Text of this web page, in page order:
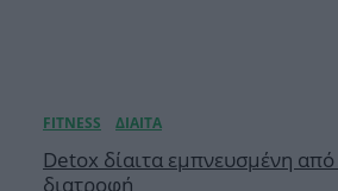
Detox δίαιτα εμπνευσμένη
διατροφή